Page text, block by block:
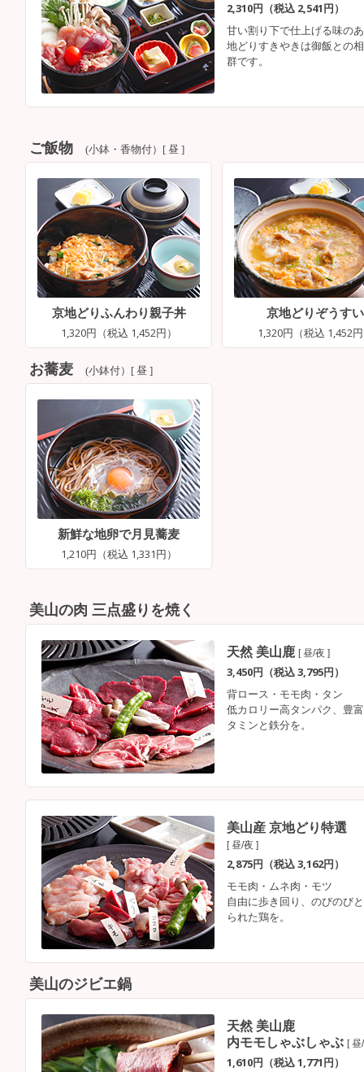
2,310円（税込 2,541円）
甘い割り下で仕上げる味の
地どりすきやきは御飯との
群です。
ご飯物 (小鉢・香物付）[ 昼 ]
京地どりふんわり親子丼
1,320円（税込 1,452円）
京地どりぞうすい
1,320円（税込 1,452
お蕎麦 (小鉢付）[ 昼 ]
新鮮な地卵で月見蕎麦
1,210円（税込 1,331円）
美山の肉 三点盛りを焼く
天然 美山鹿 [ 昼/夜 ]
3,450円（税込 3,795円）
背ロース・モモ肉・タン
低カロリー高タンパク、豊
タミンと鉄分を。
美山産 京地どり特選
[ 昼/夜 ]
2,875円（税込 3,162円）
モモ肉・ムネ肉・モツ
自由に歩き回り、のびのび
られた鶏を。
美山のジビエ鍋
天然 美山鹿
内モモしゃぶしゃぶ [
1,610円（税込 1,771円）